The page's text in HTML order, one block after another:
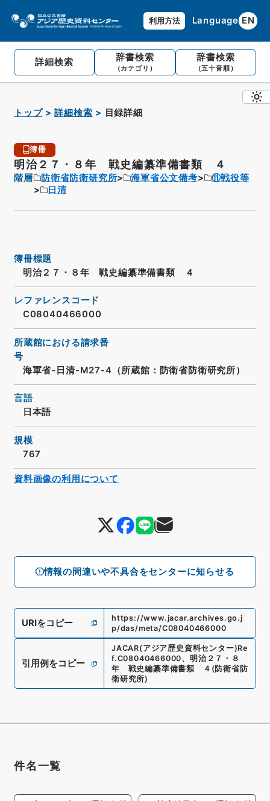
利用方法 Language EN
詳細検索 辞書検索
（カテゴリ）
辞書検索
（五十音順）
トップ 詳細検索 目録詳細
簿冊
明治２７・８年 戦史編纂準備書類 ４
階層 防衛省防衛研究所 海軍省公文備考
⑪戦役等
日清
情報の間違いや不具合をセンターに知らせる
簿冊標題
明治２７・８年 戦史編纂準備書類 ４
レファレンスコード
C08040466000
所蔵館における請求番
号
海軍省-日清-M27-4（所蔵館：防衛省防衛研究所）
言語
日本語
規模
767
URIをコピー
https://www.jacar.archives.go.j
p/das/meta/C08040466000
引用例をコピー
JACAR(アジア歴史資料センター)Re
f.C08040466000、 明治２７・８
年 戦史編纂準備書類 ４ (防衛省防
衛研究所)
資料画像の利用について
件名一覧